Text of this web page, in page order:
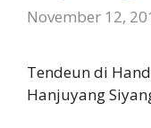
November 12,
Tendeun di
Hanjuyang